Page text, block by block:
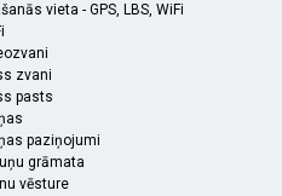
vieta - GPS, LBS, WiFi
zvani
pasts
paziņojumi
grāmata
vēsture